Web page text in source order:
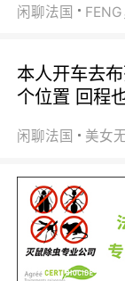
闲聊法国 FENG
本人开车去
个位置 回程
闲聊法国 美女